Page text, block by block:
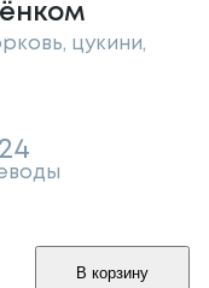
цукини,
24
В корзину